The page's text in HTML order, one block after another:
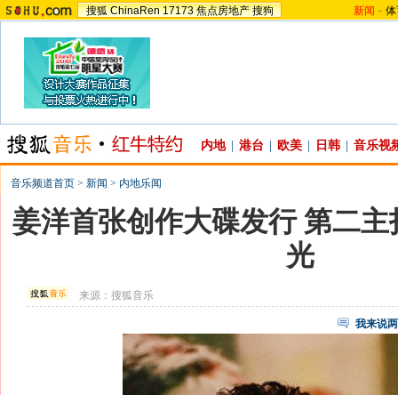
搜狐 ChinaRen 17173 焦点房地产 搜狗 新闻 -
内地 港台 欧美 日韩 音乐视
音乐频道首页 > 新闻 > 内地乐闻
姜洋首张创作大碟发行 第二
光
来源：搜狐音乐
我来说